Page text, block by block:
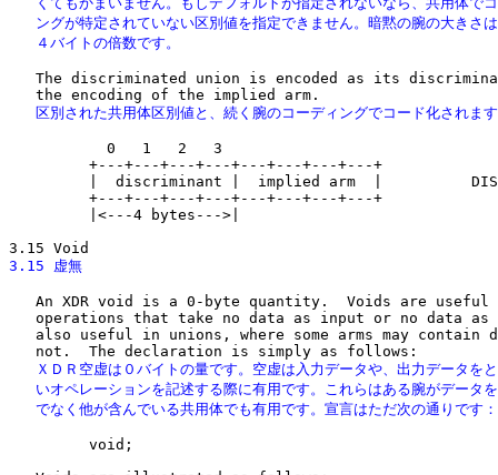
ングが特定されていない区別値を指定できません。暗黙の腕の大きさ
   ４バイトの倍数です。
The discriminated union is encoded as its
区別された共用体区別値と、続く腕のコーディングでコード化されま
           0   1   2   3
         +---+---+---+---+---+---+---+---+
|  discriminant |  implied arm  |
         +---+---+---+---+---+---+---+---+
         |<---4 bytes--->|
3.15 虚無
An XDR void is a 0-byte quantity.  Voids are useful
operations that take no data as input or no data as
also useful in unions, where some arms may contain
ＸＤＲ空虚は０バイトの量です。空虚は入力データや、出力データを
いオペレーションを記述する際に有用です。これらはある腕がデータ
   でなく他が含んでいる共用体でも有用です。宣言はただ次の通りです：
         void;